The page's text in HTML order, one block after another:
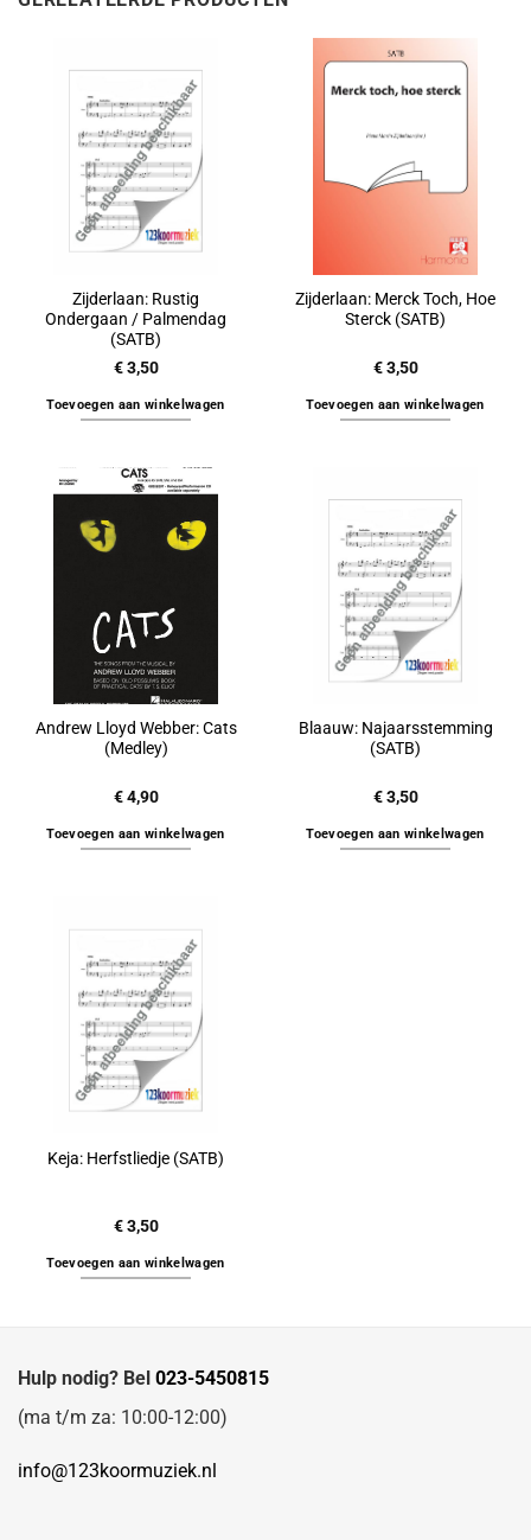
Zijderlaan: Rustig
Ondergaan / Palmendag
(SATB)
€3,50
Toevoegen aan winkelwagen
Zijderlaan: Merck Toch, Hoe
Sterck (SATB)
€3,50
Toevoegen aan winkelwagen
Andrew Lloyd Webber: Cats
(Medley)
€4,90
Toevoegen aan winkelwagen
Blaauw: Najaarsstemming
(SATB)
€3,50
Toevoegen aan winkelwagen
Keja: Herfstliedje (SATB)
€3,50
Toevoegen aan winkelwagen
Hulp nodig? Bel 023-5450815
(ma t/m za: 10:00-12:00)
info@123koormuziek.nl